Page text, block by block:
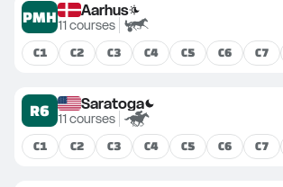
PMH Aarhus
11courses
C1 C2 C3 C4 C5 C6 C7
R6 Saratoga
11courses
C1 C2 C3 C4 C5 C6 C7